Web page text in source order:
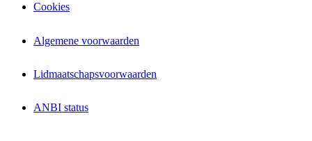
Cookies
Algemene voorwaarden
Lidmaatschapsvoorwaarden
ANBI status